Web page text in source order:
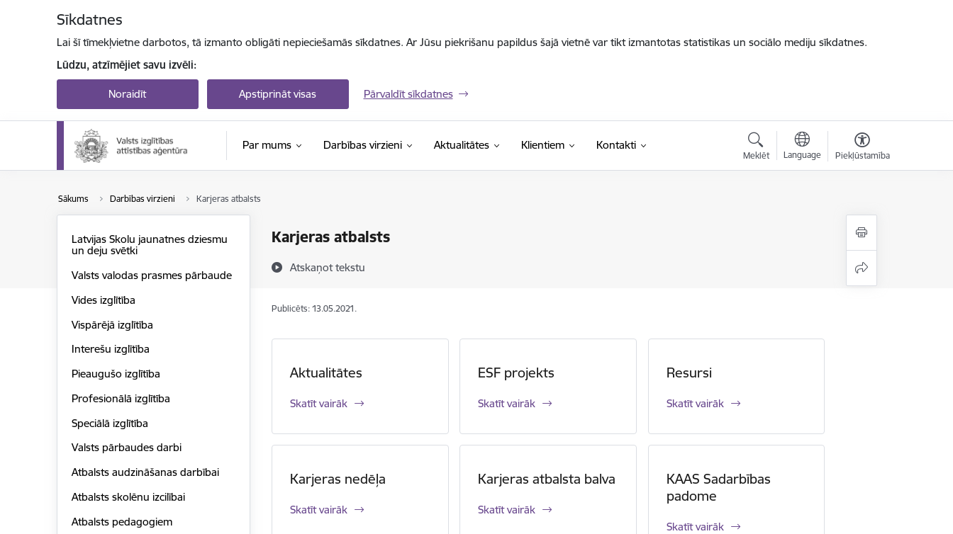
Sīkdatnes
Lai šī tīmekļvietne darbotos, tā izmanto obligāti nepieciešamās sīkdatnes. Ar Jūsu piekrišanu papildus šajā vietnē var tikt izmantotas statistikas un sociālo mediju sīkdatnes.
Lūdzu, atzīmējiet savu izvēli:
Noraidīt Apstiprināt visas Pārvaldīt sīkdatnes
Par mums Darbības virzieni Aktualitātes Klientiem Kontakti
Meklēt Language Piekļūstamība
Sākums Darbības virzieni Karjeras atbalsts
Karjeras atbalsts
Atskaņot tekstu
Latvijas Skolu jaunatnes dziesmu
un deju svētki
Valsts valodas prasmes pārbaude
Vides izglītība
Vispārējā izglītība
Interešu izglītība
Pieaugušo izglītība
Profesionālā izglītība
Speciālā izglītība
Valsts pārbaudes darbi
Atbalsts audzināšanas darbībai
Atbalsts skolēnu izcilībai
Atbalsts pedagogiem
Publicēts: 13.05.2021.
Aktualitātes
Skatīt vairāk
ESF projekts
Skatīt vairāk
Resursi
Skatīt vairāk
Karjeras nedēļa
Skatīt vairāk
Karjeras atbalsta balva
Skatīt vairāk
KAAS Sadarbības
padome
Skatīt vairāk